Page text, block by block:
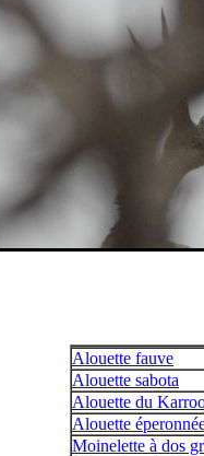
Alouette fauve
Alouette sabota
Alouette du
Alouette
Moinelette à dos